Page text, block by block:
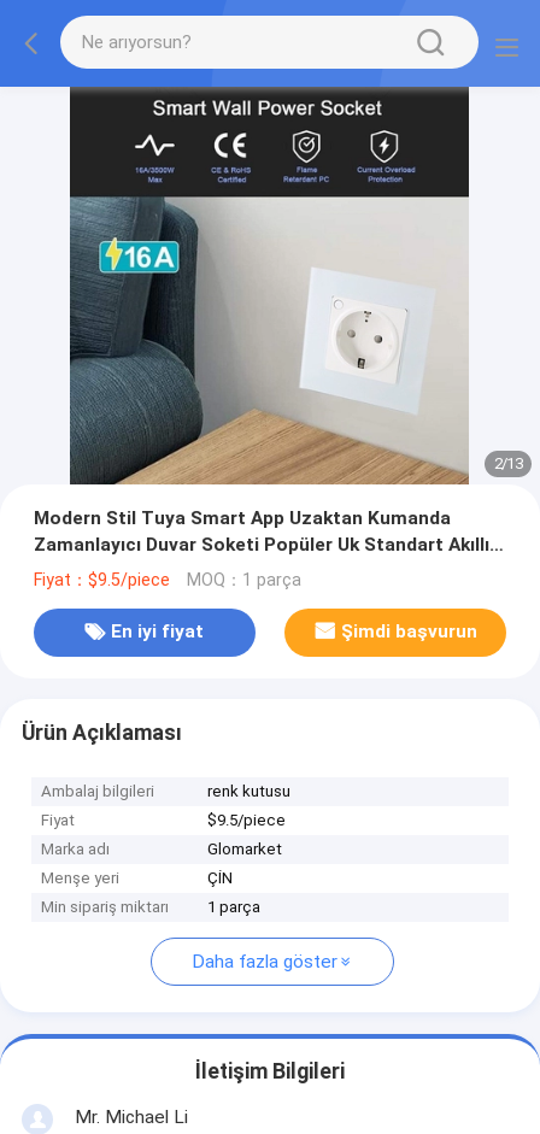
2/13
Modern Stil Tuya Smart App Uzaktan Kumanda
Zamanlayıcı Duvar Soketi Popüler Uk Standart Akıllı
Soket
Fiyat：$9.5/piece MOQ：1 parça
En iyi fiyat Şimdi başvurun
Ürün Açıklaması
Ambalaj bilgileri
renk kutusu
Fiyat
$9.5/piece
Marka adı
Glomarket
Menşe yeri
ÇİN
Min sipariş miktarı
1 parça
Daha fazla göster
İletişim Bilgileri
Mr. Michael Li